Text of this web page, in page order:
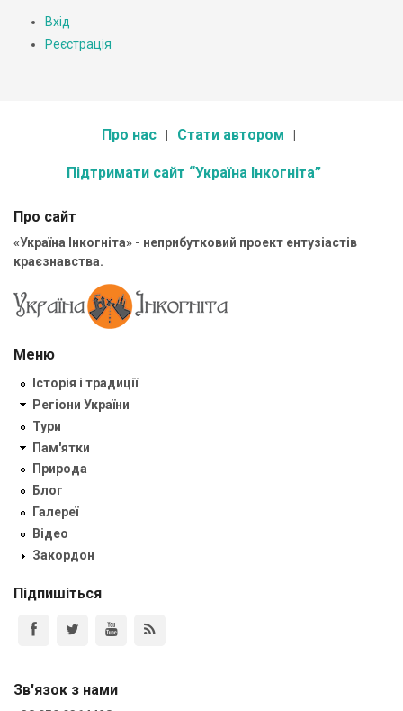
Вхід
Реєстрація
Про нас Стати автором
Підтримати сайт “Україна Інкогніта”
Про сайт
«Україна Інкогніта» - неприбутковий проект ентузіастів
краєзнавства.
Меню
Історія і традиції
Регіони України
Тури
Пам'ятки
Природа
Блог
Галереї
Відео
Закордон
Підпишіться
Зв'язок з нами